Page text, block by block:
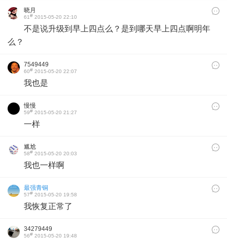
晓月
61# 2015-05-20 22:10
不是说升级到早上四点么？是到哪天早上四点啊明年
么？
7549449
60# 2015-05-20 22:07
我也是
慢慢
59# 2015-05-20 21:27
一样
尴尬
58# 2015-05-20 20:03
我也一样啊
最强青铜
57# 2015-05-20 19:58
我恢复正常了
34279449
56# 2015-05-20 19:48